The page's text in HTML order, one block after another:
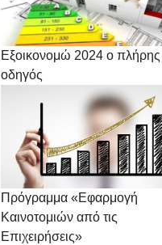
Εξοικονομώ 2024 ο πλήρης
οδηγός
Πρόγραμμα «Εφαρμογή
Καινοτομιών από τις
Επιχειρήσεις»